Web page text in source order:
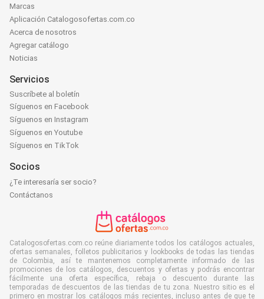
Marcas
Aplicación Catalogosofertas.com.co
Acerca de nosotros
Agregar catálogo
Noticias
Servicios
Suscríbete al boletín
Síguenos en Facebook
Síguenos en Instagram
Síguenos en Youtube
Síguenos en TikTok
Socios
¿Te interesaría ser socio?
Contáctanos
Catalogosofertas.com.co reúne diariamente todos los catálogos actuales,
ofertas semanales, folletos publicitarios y lookbooks de todas las tiendas
de Colombia, así te mantenemos completamente informado de las
promociones de los catálogos, descuentos y ofertas y podrás encontrar
fácilmente una oferta específica, rebaja o descuento durante las
temporadas de descuentos de las tiendas de tu zona. Nuestro sitio es el
primero en mostrar los catálogos más recientes, incluso antes de que te